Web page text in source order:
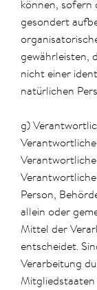
können, sofern
gesondert
gewährleisten,
nicht einer
natürlichen
g)
Person,
allein oder
Mittel der
entscheidet.
Verarbeitung
Mitgliedstaaten